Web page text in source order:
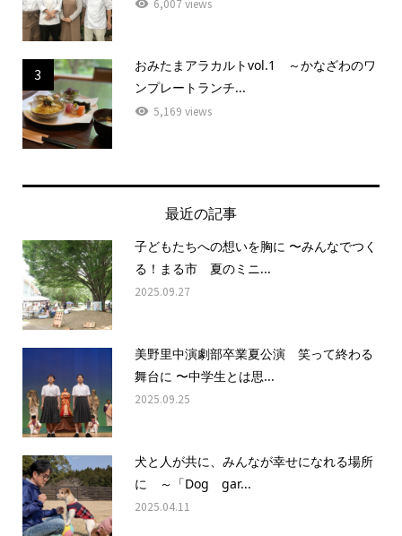
3
おみたまアラカルトvol.1 ～かなざわのワ
ンプレートランチ...
5,169 views
最近の記事
子どもたちへの想いを胸に 〜みんなでつく
る！まる市 夏のミニ...
2025.09.27
美野里中演劇部卒業夏公演 笑って終わる
舞台に 〜中学生とは思...
2025.09.25
犬と人が共に、みんなが幸せになれる場所
に ～「Dog gar...
2025.04.11